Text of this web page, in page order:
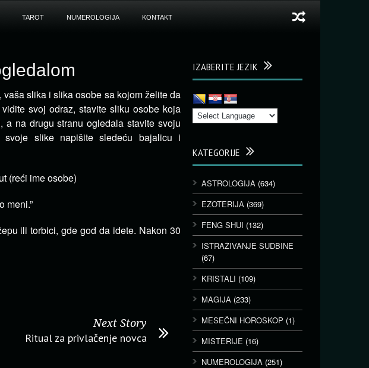
TAROT NUMEROLOGIJA KONTAKT
slika i slika osobe sa kojom želite da
svoj odraz, stavite sliku osobe koja
na drugu stranu ogledala stavite svoju
slike napišite sledeću bajalicu i
(reći ime osobe)
meni.”
ili torbici, gde god da idete. Nakon 30
Next Story
Ritual za privlačenje novca
IZABERITE JEZIK
KATEGORIJE
ASTROLOGIJA (634)
EZOTERIJA (369)
FENG SHUI (132)
ISTRAŽIVANJE SUDBINE
(67)
KRISTALI (109)
MAGIJA (233)
MESEČNI HOROSKOP (1)
MISTERIJE (16)
NUMEROLOGIJA (251)